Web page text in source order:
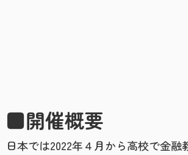
■開催概要
日本では2022年４月から高校で金融